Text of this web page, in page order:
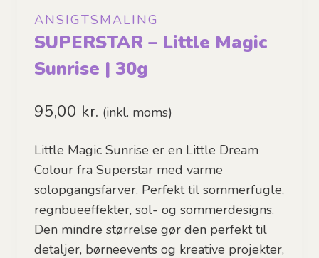
ANSIGTSMALING
SUPERSTAR – Little Magic
Sunrise | 30g
95,00 kr. (inkl. moms)
Little Magic Sunrise er en Little Dream
Colour fra Superstar med varme
solopgangsfarver. Perfekt til sommerfugle,
regnbueeffekter, sol- og sommerdesigns.
Den mindre størrelse gør den perfekt til
detaljer, børneevents og kreative projekter,